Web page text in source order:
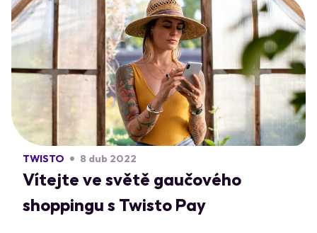
TWISTO 8 dub 2022
Vítejte ve světě gaučového
shoppingu s Twisto Pay